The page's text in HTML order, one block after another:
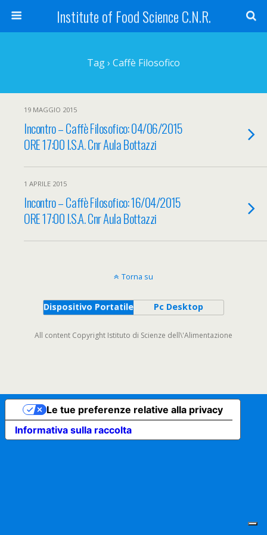
Institute of Food Science C.N.R.
Tag › Caffè Filosofico
19 MAGGIO 2015
Incontro – Caffè Filosofico: 04/06/2015
ORE 17:00 I.S.A. Cnr Aula Bottazzi
1 APRILE 2015
Incontro – Caffè Filosofico: 16/04/2015
ORE 17:00 I.S.A. Cnr Aula Bottazzi
Torna su
Dispositivo Portatile Pc Desktop
All content Copyright Istituto di Scienze dell\'Alimentazione
Informativa sulla raccolta
Le tue preferenze relative alla privacy